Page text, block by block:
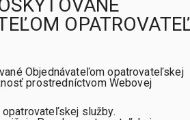
Objednávateľom opatrovateľskej
prostredníctvom Webovej
služby.